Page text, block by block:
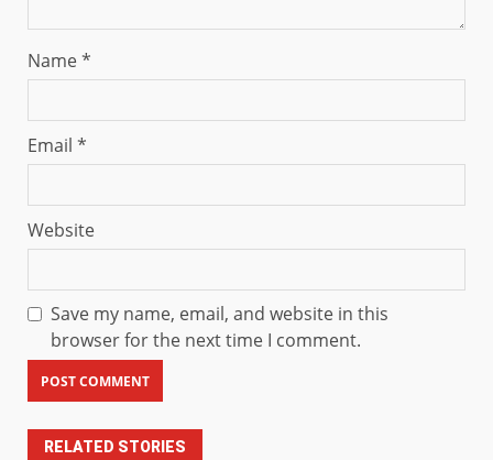
Name*
Email *
Website
Save my name, email, and website in this
browser for the next time I comment.
RELATED STORIES